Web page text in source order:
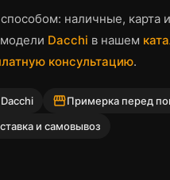
наличные, карта
Dacchi в нашем
консультацию.
storefrontПримерка перед
и самовывоз